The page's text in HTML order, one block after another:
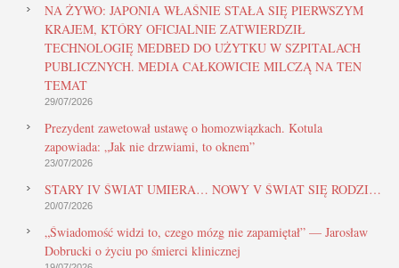
NA ŻYWO: JAPONIA WŁAŚNIE STAŁA SIĘ PIERWSZYM
KRAJEM, KTÓRY OFICJALNIE ZATWIERDZIŁ
TECHNOLOGIĘ MEDBED DO UŻYTKU W SZPITALACH
PUBLICZNYCH. MEDIA CAŁKOWICIE MILCZĄ NA TEN
TEMAT
29/07/2026
Prezydent zawetował ustawę o homozwiązkach. Kotula
zapowiada: „Jak nie drzwiami, to oknem”
23/07/2026
STARY IV ŚWIAT UMIERA… NOWY V ŚWIAT SIĘ RODZI…
20/07/2026
„Świadomość widzi to, czego mózg nie zapamiętał” — Jarosław
Dobrucki o życiu po śmierci klinicznej